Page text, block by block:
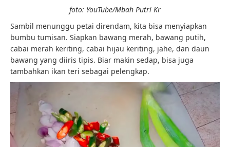
foto: YouTube/Mbah Putri Kr
Sambil menunggu petai direndam, kita bisa menyiapkan
bumbu tumisan. Siapkan bawang merah, bawang putih,
cabai merah keriting, cabai hijau keriting, jahe, dan daun
bawang yang diiris tipis. Biar makin sedap, bisa juga
tambahkan ikan teri sebagai pelengkap.